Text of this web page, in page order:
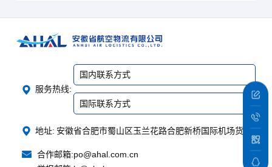
服务热线:
国内联系方式
国际联系方式
地址: 安徽省合肥市蜀山区玉兰花路合肥新桥国际机场货站
合作邮箱:po@ahal.com.cn